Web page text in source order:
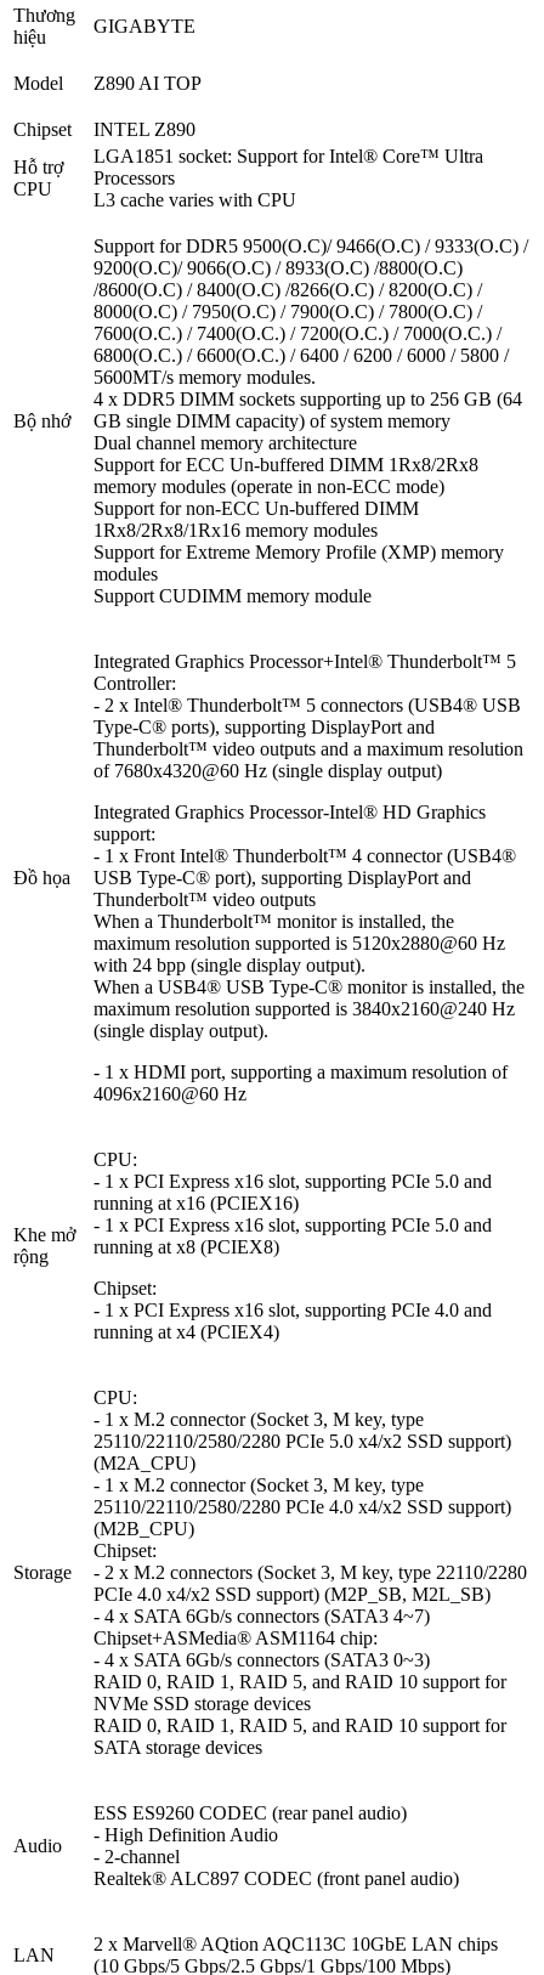
Thương
hiệu
GIGABYTE
Model Z890 AI TOP
Chipset
INTEL Z890
Hỗ trợ
CPU
LGA1851 socket: Support for Intel® Core™ Ultra
Processors
L3 cache varies with CPU
Bộ nhớ
Support for DDR5 9500(O.C)/ 9466(O.C) / 9333(O.C) /
9200(O.C)/ 9066(O.C) / 8933(O.C) /8800(O.C)
/8600(O.C) / 8400(O.C) /8266(O.C) / 8200(O.C) /
8000(O.C) / 7950(O.C) / 7900(O.C) / 7800(O.C) /
7600(O.C.) / 7400(O.C.) / 7200(O.C.) / 7000(O.C.) /
6800(O.C.) / 6600(O.C.) / 6400 / 6200 / 6000 / 5800 /
5600MT/s memory modules.
4 x DDR5 DIMM sockets supporting up to 256 GB (64
GB single DIMM capacity) of system memory
Dual channel memory architecture
Support for ECC Un-buffered DIMM 1Rx8/2Rx8
memory modules (operate in non-ECC mode)
Support for non-ECC Un-buffered DIMM
1Rx8/2Rx8/1Rx16 memory modules
Support for Extreme Memory Profile (XMP) memory
modules
Support CUDIMM memory module
Đồ họa
Integrated Graphics Processor+Intel® Thunderbolt™ 5
Controller:
- 2 x Intel® Thunderbolt™ 5 connectors (USB4® USB
Type-C® ports), supporting DisplayPort and
Thunderbolt™ video outputs and a maximum resolution
of 7680x4320@60 Hz (single display output)
Integrated Graphics Processor-Intel® HD Graphics
support:
- 1 x Front Intel® Thunderbolt™ 4 connector (USB4®
USB Type-C® port), supporting DisplayPort and
Thunderbolt™ video outputs
When a Thunderbolt™ monitor is installed, the
maximum resolution supported is 5120x2880@60 Hz
with 24 bpp (single display output).
When a USB4® USB Type-C® monitor is installed, the
maximum resolution supported is 3840x2160@240 Hz
(single display output).
- 1 x HDMI port, supporting a maximum resolution of
4096x2160@60 Hz
Khe mở
rộng
CPU:
- 1 x PCI Express x16 slot, supporting PCIe 5.0 and
running at x16 (PCIEX16)
- 1 x PCI Express x16 slot, supporting PCIe 5.0 and
running at x8 (PCIEX8)
Chipset:
- 1 x PCI Express x16 slot, supporting PCIe 4.0 and
running at x4 (PCIEX4)
Storage
CPU:
- 1 x M.2 connector (Socket 3, M key, type
25110/22110/2580/2280 PCIe 5.0 x4/x2 SSD support)
(M2A_CPU)
- 1 x M.2 connector (Socket 3, M key, type
25110/22110/2580/2280 PCIe 4.0 x4/x2 SSD support)
(M2B_CPU)
Chipset:
- 2 x M.2 connectors (Socket 3, M key, type 22110/2280
PCIe 4.0 x4/x2 SSD support) (M2P_SB, M2L_SB)
- 4 x SATA 6Gb/s connectors (SATA3 4~7)
Chipset+ASMedia® ASM1164 chip:
- 4 x SATA 6Gb/s connectors (SATA3 0~3)
RAID 0, RAID 1, RAID 5, and RAID 10 support for
NVMe SSD storage devices
RAID 0, RAID 1, RAID 5, and RAID 10 support for
SATA storage devices
Audio
ESS ES9260 CODEC (rear panel audio)
- High Definition Audio
- 2-channel
Realtek® ALC897 CODEC (front panel audio)
LAN
2 x Marvell® AQtion AQC113C 10GbE LAN chips
(10 Gbps/5 Gbps/2.5 Gbps/1 Gbps/100 Mbps)